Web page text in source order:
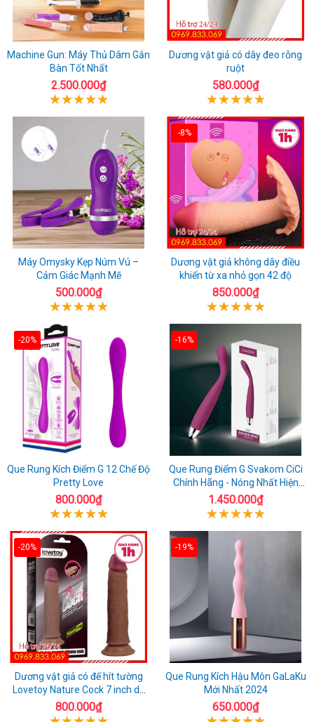
Machine Gun: Máy Thủ Dâm Gắn
Bàn Tốt Nhất
2.500.000₫
Dương vật giả có dây đeo rỗng
ruột
580.000₫
Máy Omysky Kẹp Núm Vú –
Cảm Giác Mạnh Mẽ
500.000₫
-8%
Dương vật giả không dây điều
khiển từ xa nhỏ gọn 42 độ
850.000₫
-20%
Que Rung Kích Điểm G 12 Chế Độ
Pretty Love
800.000₫
-16%
Que Rung Điểm G Svakom CiCi
Chính Hãng - Nóng Nhất Hiện
Nay
1.450.000₫
-20%
Dương vật giả có đế hít tường
Lovetoy Nature Cock 7 inch da
đen
800.000₫
-19%
Que Rung Kích Hậu Môn GaLaKu
Mới Nhất 2024
650.000₫